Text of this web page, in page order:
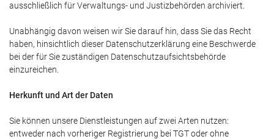
ausschließlich für Verwaltungs- und Justizbehörden archiviert.
Unabhängig davon weisen wir Sie darauf hin, dass Sie das Recht
haben, hinsichtlich dieser Datenschutzerklärung eine Beschwerde
bei der für Sie zuständigen Datenschutzaufsichtsbehörde
einzureichen.
Herkunft und Art der Daten
Sie können unsere Dienstleistungen auf zwei Arten nutzen:
entweder nach vorheriger Registrierung bei TGT oder ohne